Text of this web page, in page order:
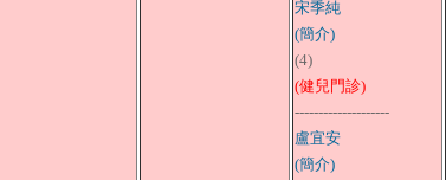
宋季純
(簡介)
(4)
(健兒門診)
--------------------
盧宜安
(簡介)